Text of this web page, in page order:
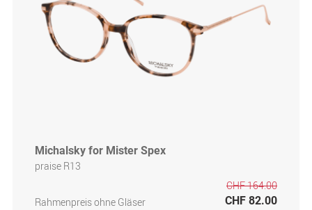
Michalsky for Mister Spex
praise R13
Rahmenpreis ohne Gläser
CHF 164.00
CHF 82.00